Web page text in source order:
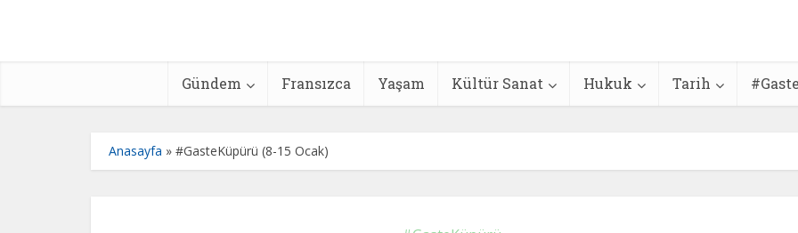
Gündem Fransızca Yaşam Kültür Sanat Hukuk Tarih
Anasayfa » #GasteKüpürü (8-15 Ocak)